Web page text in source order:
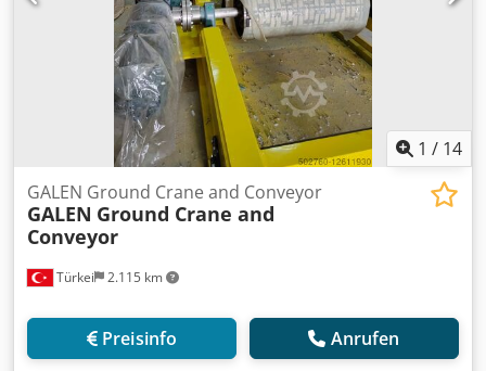
einem Saxon Sackverschließer versiegelt und anschließend
mit einer Singer Sacknähmaschine zugenäht.
1 / 14
Türkei 2.115 km
GALEN Ground Crane and Conveyor
GALEN Ground Crane and
Conveyor
Preisinfo Anrufen